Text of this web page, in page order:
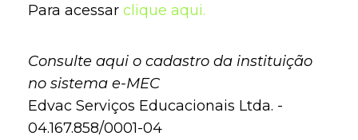
Para acessar clique aqui.
Consulte aqui o cadastro da instituição
no sistema e-MEC
Edvac Serviços Educacionais Ltda. -
04.167.858/0001-04